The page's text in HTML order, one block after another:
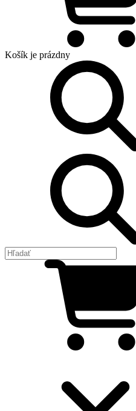
Košík je prázdny